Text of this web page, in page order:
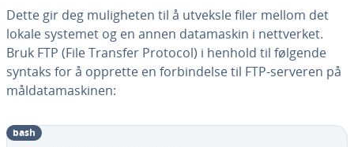
Dette gir deg muligheten til å utveksle filer mellom det
lokale systemet og en annen datamaskin i nettverket.
Bruk FTP (File Transfer Protocol) i henhold til følgende
syntaks for å opprette en forbindelse til FTP-serveren på
måldatamaskinen:
bash